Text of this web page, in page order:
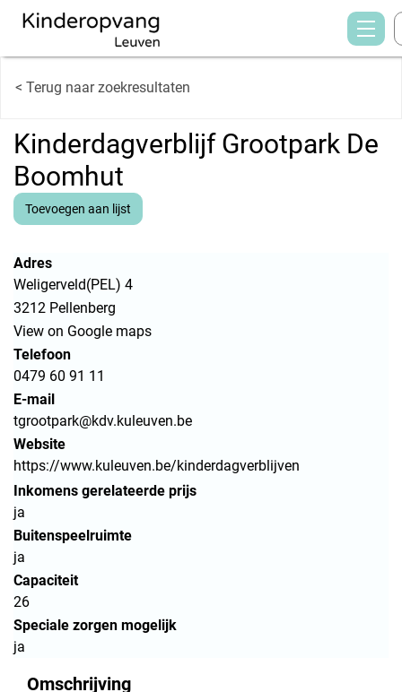
< Terug naar zoekresultaten
Kinderdagverblijf Grootpark De
Boomhut
Toevoegen aan lijst
Adres
Weligerveld(PEL) 4
3212 Pellenberg
View on Google maps
Telefoon
0479 60 91 11
E-mail
tgrootpark@kdv.kuleuven.be
Website
https://www.kuleuven.be/kinderdagverblijven
Inkomens gerelateerde prijs
ja
Buitenspeelruimte
ja
Capaciteit
26
Speciale zorgen mogelijk
ja
Omschrijving